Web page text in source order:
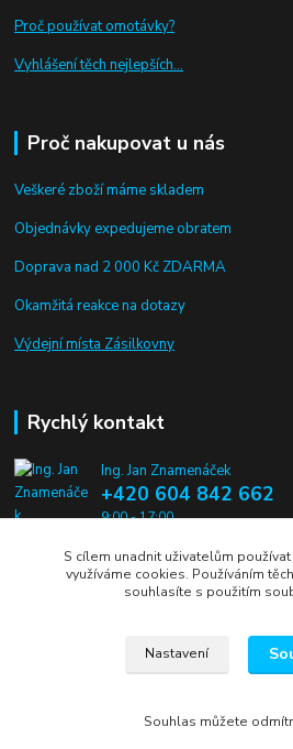
Proč používat omotávky?
Vyhlášení těch nejlepších...
Proč nakupovat u nás
Veškeré zboží máme skladem
Objednávky expedujeme obratem
Doprava nad 2 000 Kč ZDARMA
Okamžitá reakce na dotazy
Výdejní místa Zásilkovny
Rychlý kontakt
Ing. Jan Znamenáček
+420 604 842 662
9:00 - 17:00
info@alien-pros.cz
Jan Znamenáček
S cílem unadnit uživatelům
využíváme cookies. Používáním
souhlasíte s použitím
Nastavení
Souhlas můžete